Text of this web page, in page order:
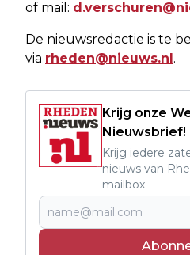
of mail:
De nieuwsredactie is te
via rheden@nieuws.nl.
Krijg onze
Nieuwsbrief!
Krijg iedere
nieuws van
mailbox